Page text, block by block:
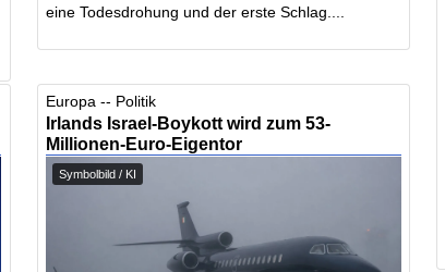
eine Todesdrohung und der erste Schlag....
Europa -- Politik
Irlands Israel-Boykott wird zum 53-
Millionen-Euro-Eigentor
Symbolbild / KI